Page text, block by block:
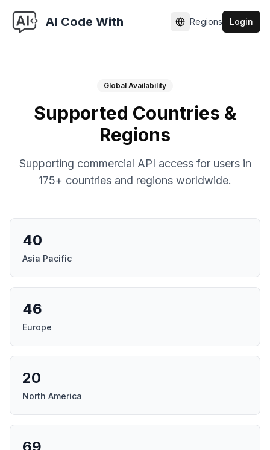
AI Code With 切换语言
Regions Login
Global Availability
Supported Countries &
Regions
Supporting commercial API access for users in
175+ countries and regions worldwide.
40
Asia Pacific
46
Europe
20
North America